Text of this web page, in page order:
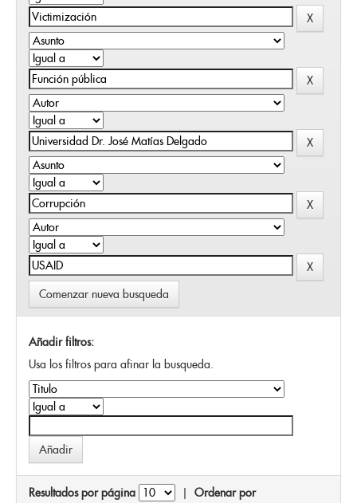
Comenzar nueva busqueda
Añadir filtros:
Usa los filtros para afinar la busqueda.
Resultados por página | Ordenar por